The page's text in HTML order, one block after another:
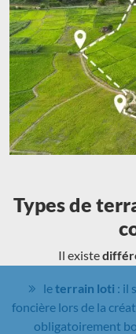
Types de
Il existe
leterrain loti : il
foncière lors de la
obligatoirement